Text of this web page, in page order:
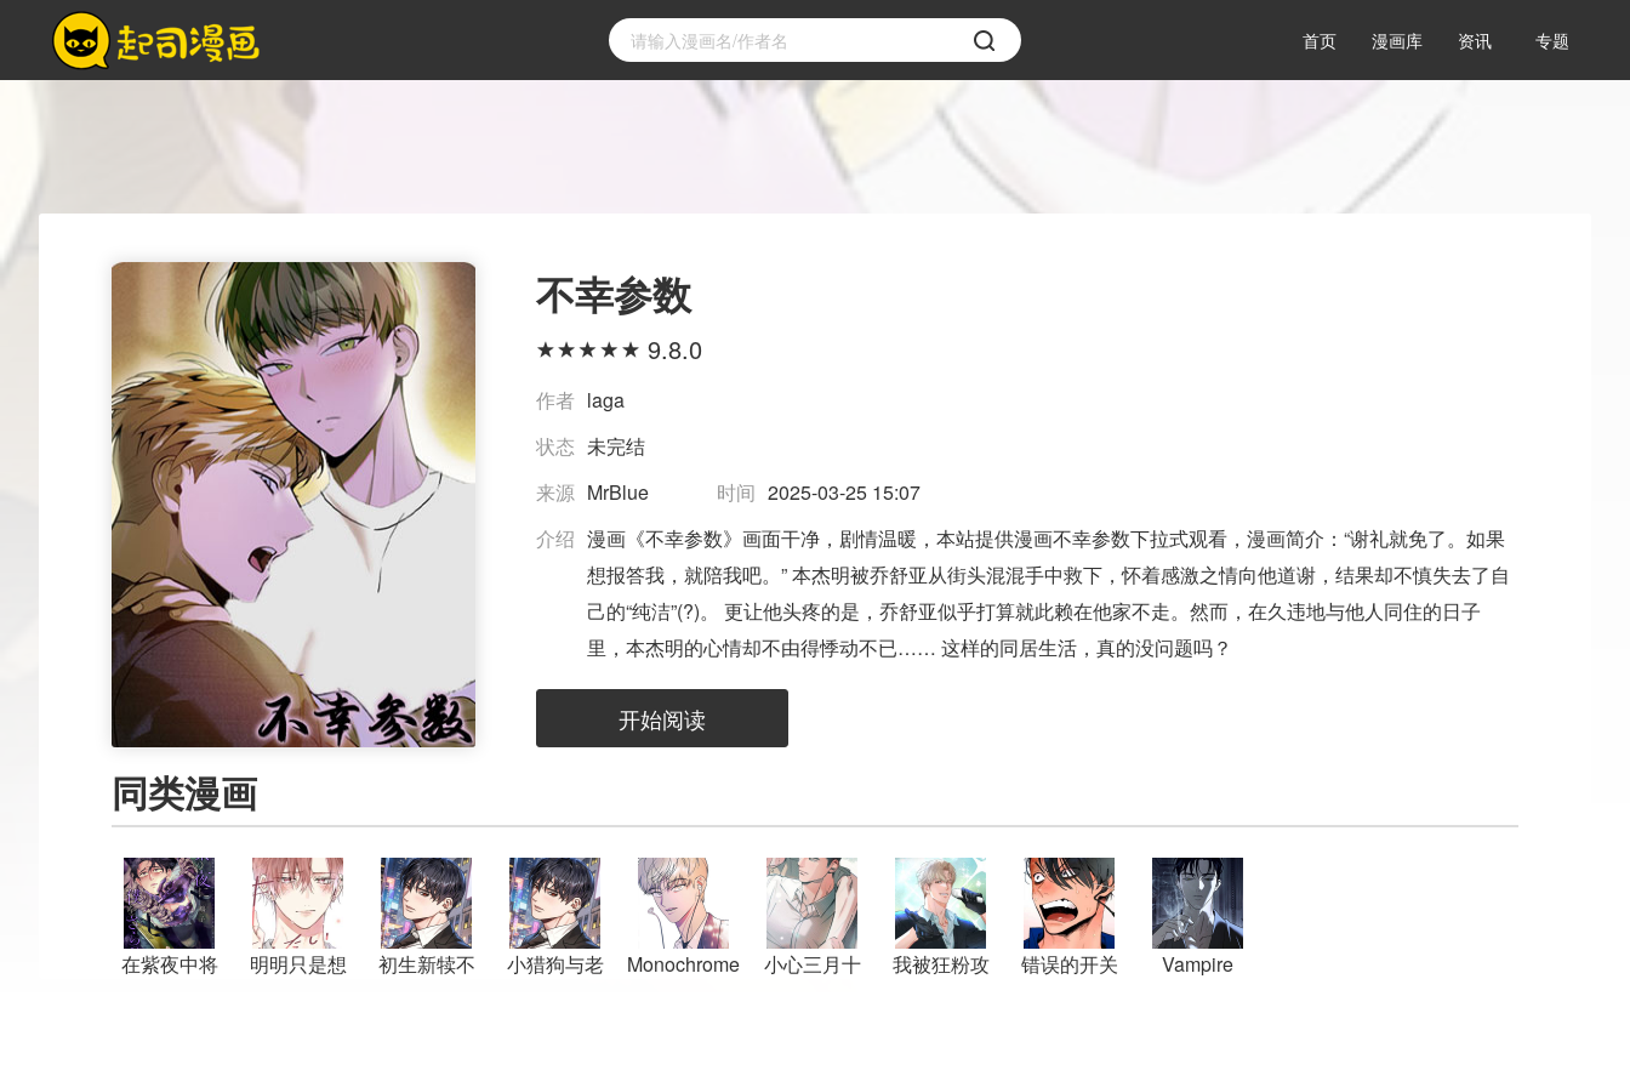
首页 漫画库 资讯 专题
不幸参数
9.8.0
作者 laga
状态 未完结
来源 MrBlue 时间 2025-03-25 15:07
介绍 漫画《不幸参数》画面干净，剧情温暖，本站提供漫画不幸参数下拉式观看，漫画简介：“谢礼就免了。如果
想报答我，就陪我吧。” 本杰明被乔舒亚从街头混混手中救下，怀着感激之情向他道谢，结果却不慎失去了自
己的“纯洁”(?)。 更让他头疼的是，乔舒亚似乎打算就此赖在他家不走。然而，在久违地与他人同住的日子
里，本杰明的心情却不由得悸动不已…… 这样的同居生活，真的没问题吗？
开始阅读
同类漫画
在紫夜中将
明明只是想
初生新犊不
小猎狗与老
Monochrome
小心三月十
我被狂粉攻
错误的开关
Vampire